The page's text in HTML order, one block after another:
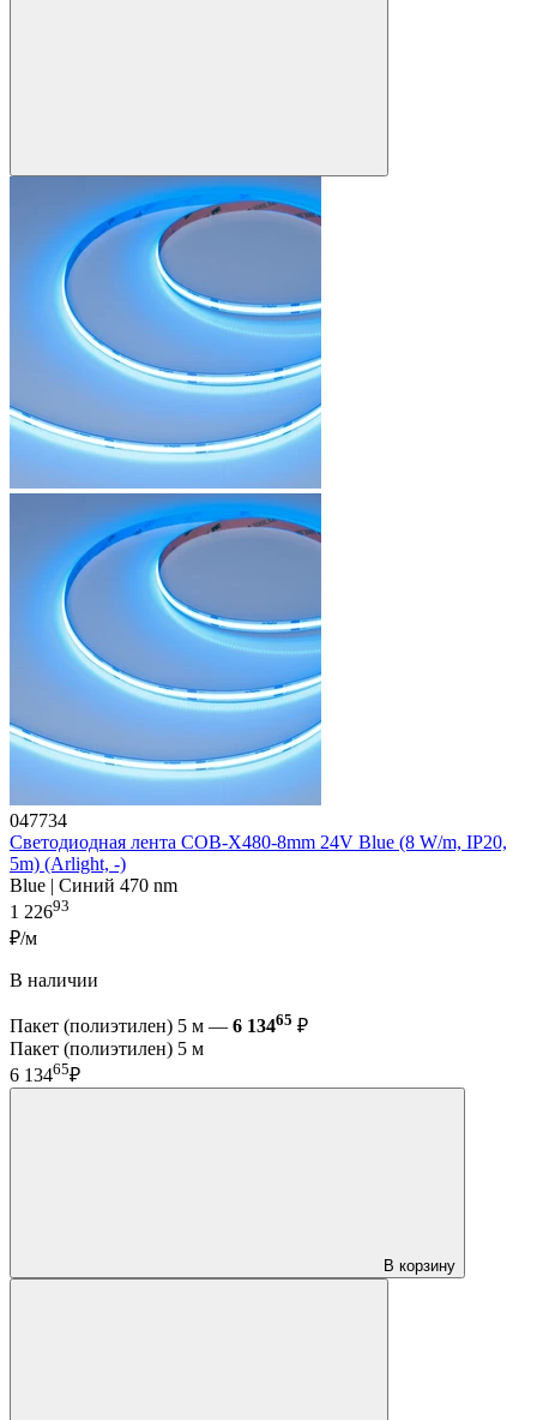
047734
Светодиодная лента COB-X480-8mm 24V Blue (8 W/m, IP20,
5m) (Arlight, -)
Blue | Синий 470 nm
1 22693
₽/м
В наличии
Пакет (полиэтилен) 5 м — 6 13465 ₽
Пакет (полиэтилен) 5 м
6 13465₽
В корзину